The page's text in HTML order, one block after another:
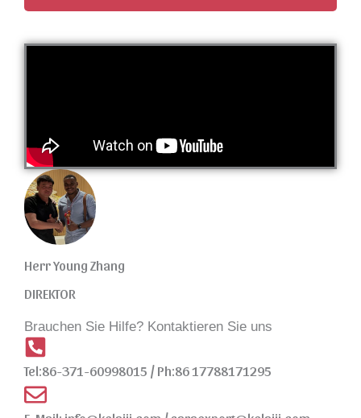
Herr Young Zhang
DIREKTOR
Brauchen Sie Hilfe? Kontaktieren Sie uns
Tel:86-371-60998015 / Ph:86 17788171295